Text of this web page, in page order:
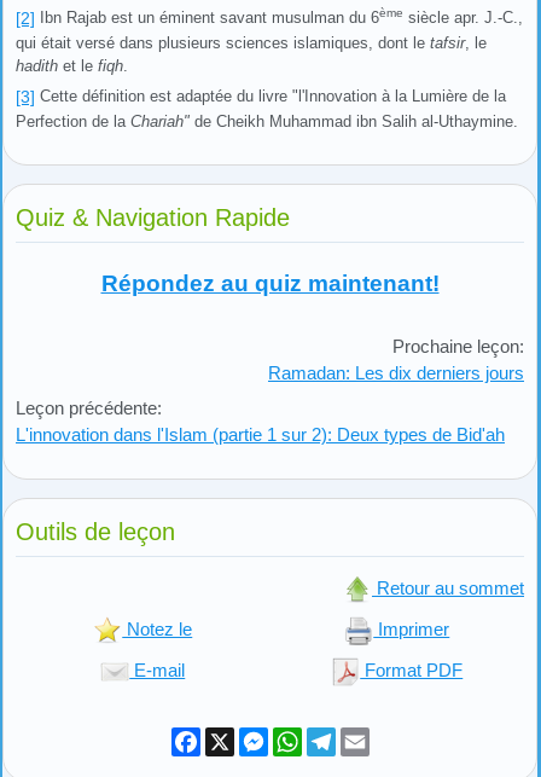
[2] Ibn Rajab est un éminent savant musulman du 6ème siècle apr. J.-C.,
qui était versé dans plusieurs sciences islamiques, dont le tafsir, le
hadith et le fiqh
[3] Cette définition est adaptée du livre "l'Innovation à la Lumière de la
Perfection de la Chariah" de Cheikh Muhammad ibn Salih al-Uthaymine.
Quiz & Navigation Rapide
Répondez au quiz maintenant!
Leçon précédente:
L'innovation dans l'Islam (partie 1 sur 2): Deux types de Bid'ah
Prochaine leçon:
Ramadan: Les dix derniers jours
Outils de leçon
Retour au sommet
Notez le Imprimer
E-mail Format PDF
Facebook
X Messenger
WhatsApp
Telegram